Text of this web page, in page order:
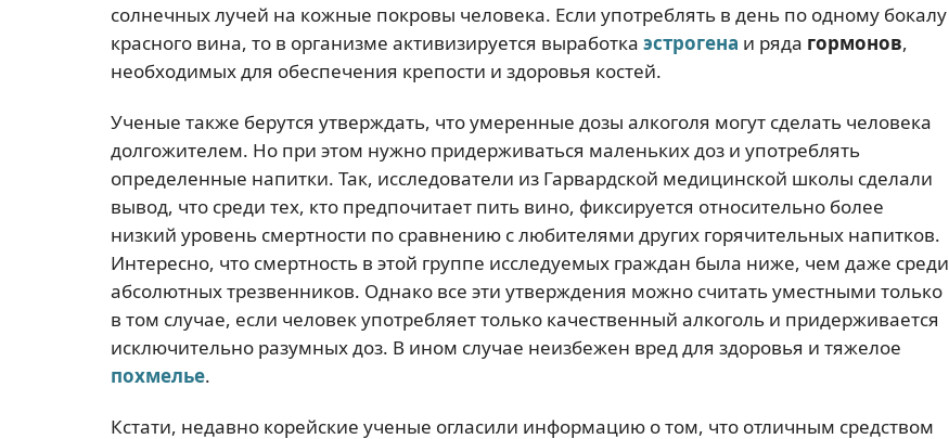
солнечных лучей на кожные покровы человека. Если употреблять в день по одному бокалу
красного вина, то в организме активизируется выработка эстрогена и ряда гормонов,
необходимых для обеспечения крепости и здоровья костей.
Ученые также берутся утверждать, что умеренные дозы алкоголя могут сделать человека
долгожителем. Но при этом нужно придерживаться маленьких доз и употреблять
определенные напитки. Так, исследователи из Гарвардской медицинской школы сделали
вывод, что среди тех, кто предпочитает пить вино, фиксируется относительно более
низкий уровень смертности по сравнению с любителями других горячительных напитков.
Интересно, что смертность в этой группе исследуемых граждан была ниже, чем даже среди
абсолютных трезвенников. Однако все эти утверждения можно считать уместными только
в том случае, если человек употребляет только качественный алкоголь и придерживается
исключительно разумных доз. В ином случае неизбежен вред для здоровья и тяжелое
похмелье.
Кстати, недавно корейские ученые огласили информацию о том, что отличным средством